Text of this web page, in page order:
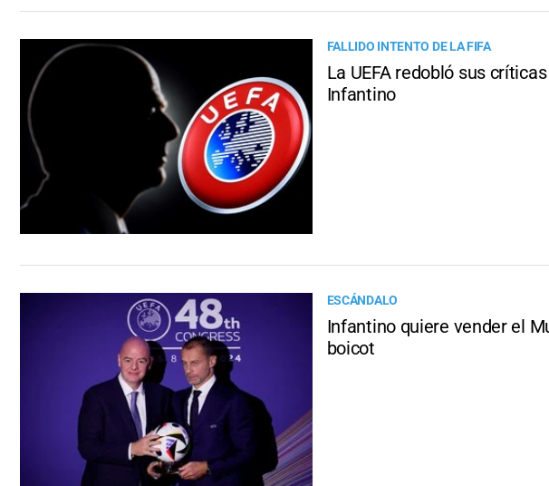
FALLIDO INTENTO DE LA FIFA
La UEFA redobló sus
Infantino
ESCÁNDALO
Infantino quiere vender el
boicot